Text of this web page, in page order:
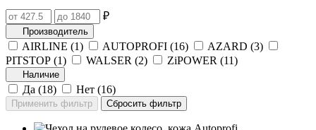
₽
Производитель
AIRLINE (1) AUTOPROFI (16) AZARD (3)
PITSTOP (1) WALSER (2) ZiPOWER (11)
Наличие
Да (18) Нет (16)